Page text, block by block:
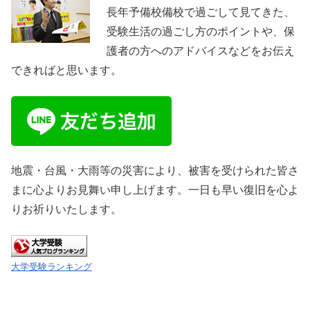
長年予備校備校で過ごして見てきた、
受験生活の過ごし方のポイントや、保
護者の方へのアドバイスなどをお伝え
できればと思います。
地震・台風・大雨等の災害により、被害を受けられた皆さ
まに心よりお見舞い申し上げます。一日も早い復旧を心よ
りお祈りいたします。
大学受験ランキング